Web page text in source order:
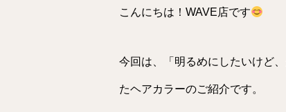
こんにちは！WAVE店です
今回は、「明るめにしたいけど
たヘアカラーのご紹介です。